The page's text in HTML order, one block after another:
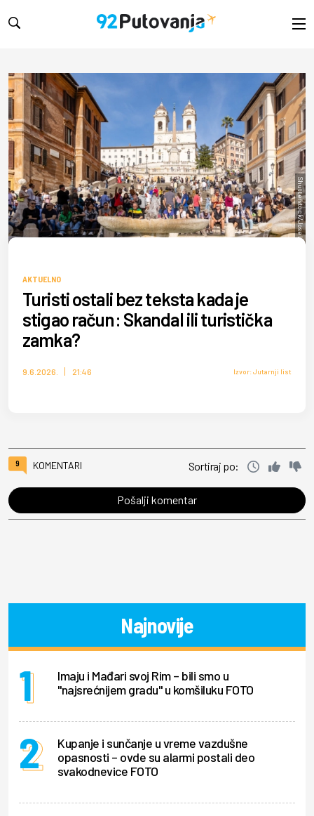
Shutterstock/Jose Luis Vega
AKTUELNO
Turisti ostali bez teksta kada je
stigao račun: Skandal ili turistička
zamka?
9.6.2026. 21:46 Izvor: Jutarnji list
9 KOMENTARI Sortiraj po:
Pošalji komentar
Najnovije
Imaju i Mađari svoj Rim – bili smo u
"najsrećnijem gradu" u komšiluku FOTO
Kupanje i sunčanje u vreme vazdušne
opasnosti – ovde su alarmi postali deo
svakodnevice FOTO